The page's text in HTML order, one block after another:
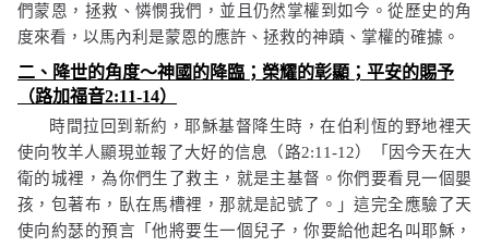
們蒙恩，拯救、憐憫我們，並且仍然掌權到如今。從歷史的角
度來看，以馬內利是蒙恩的應許、拯救的神蹟、掌權的確據。
二、降世的角度～神國的降臨；榮耀的彰顯；平安的賜予
（路加福音2:11-14）
時間拉回到新約，耶穌基督降生時，在伯利恆的野地裡天
使向牧羊人顯現並報了大好的信息（路2:11-12）「 因今天在大
衛的城裡，為你們生了救主，就是主基督。你們要看見一個嬰
孩，包著布，臥在馬槽裡，那就是記號了。 」這完全應驗了天
使向約瑟的預言「他將要生一個兒子，你要給他起名叫耶穌，